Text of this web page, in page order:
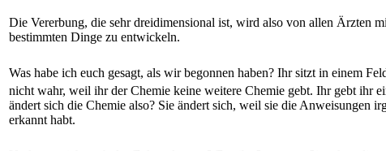
Die Vererbung, die sehr dreidimensional ist, wird also von allen Ärzten
bestimmten Dinge zu entwickeln.
Was habe ich euch gesagt, als wir begonnen haben? Ihr sitzt in einem
nicht wahr, weil ihr der Chemie keine weitere Chemie gebt. Ihr gebt ihr
ändert sich die Chemie also? Sie ändert sich, weil sie die Anweisungen
erkannt habt.